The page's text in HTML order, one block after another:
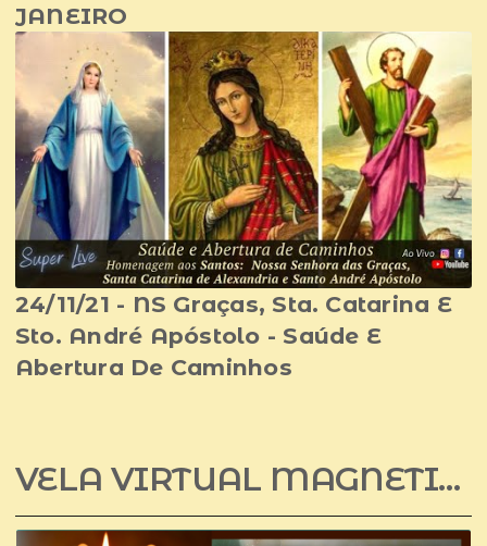
JANEIRO
24/11/21 - NS Graças, Sta. Catarina E
Sto. André Apóstolo - Saúde E
Abertura De Caminhos
VELA VIRTUAL MAGNETIZADA